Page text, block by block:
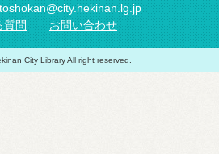
質問
お問い合わせ
City Library All right reserved.